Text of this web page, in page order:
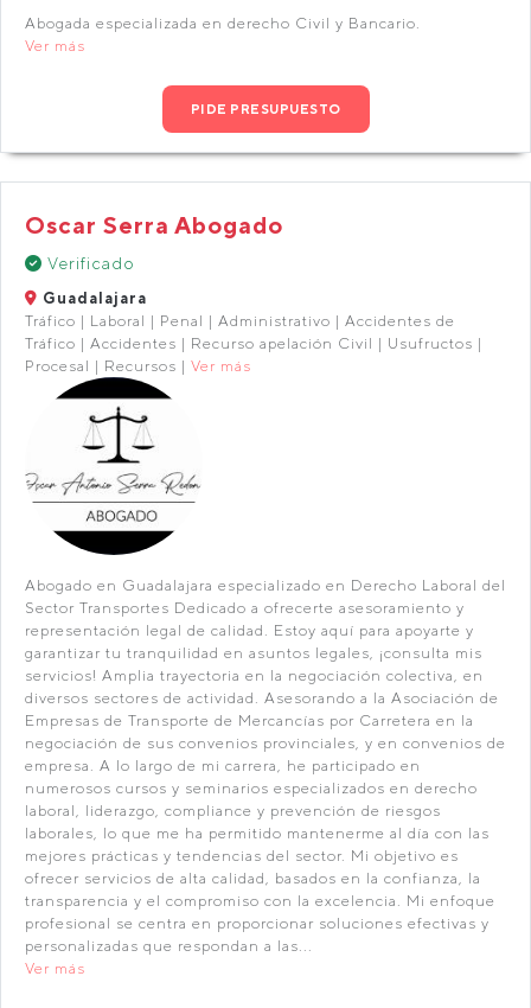
Abogada especializada en derecho Civil y Bancario.
Ver más
PIDE PRESUPUESTO
Oscar Serra Abogado
Verificado
Guadalajara
Tráfico | Laboral | Penal | Administrativo | Accidentes de
Tráfico | Accidentes | Recurso apelación Civil | Usufructos |
Procesal | Recursos | Ver más
Abogado en Guadalajara especializado en Derecho Laboral del
Sector Transportes Dedicado a ofrecerte asesoramiento y
representación legal de calidad. Estoy aquí para apoyarte y
garantizar tu tranquilidad en asuntos legales, ¡consulta mis
servicios! Amplia trayectoria en la negociación colectiva, en
diversos sectores de actividad. Asesorando a la Asociación de
Empresas de Transporte de Mercancías por Carretera en la
negociación de sus convenios provinciales, y en convenios de
empresa. A lo largo de mi carrera, he participado en
numerosos cursos y seminarios especializados en derecho
laboral, liderazgo, compliance y prevención de riesgos
laborales, lo que me ha permitido mantenerme al día con las
mejores prácticas y tendencias del sector. Mi objetivo es
ofrecer servicios de alta calidad, basados en la confianza, la
transparencia y el compromiso con la excelencia. Mi enfoque
profesional se centra en proporcionar soluciones efectivas y
personalizadas que respondan a las...
Ver más